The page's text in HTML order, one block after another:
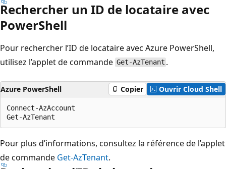
Rechercher un ID de locataire avec
PowerShell
Pour rechercher l’ID de locataire avec Azure PowerShell,
utilisez l’applet de commande Get-AzTenant .
Azure PowerShell Copier Ouvrir Cloud Shell
Connect-AzAccount
Pour plus d’informations, consultez la référence de l’applet
de commande Get-AzTenant.